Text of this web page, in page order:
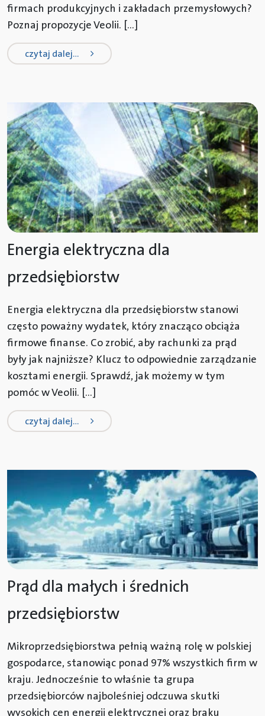
firmach produkcyjnych i zakładach przemysłowych?
Poznaj propozycje Veolii. […]
czytaj dalej…from prąd przemysłowy dla firm
Energia elektryczna dla
przedsiębiorstw
Energia elektryczna dla przedsiębiorstw stanowi
często poważny wydatek, który znacząco obciąża
firmowe finanse. Co zrobić, aby rachunki za prąd
były jak najniższe? Klucz to odpowiednie zarządzanie
kosztami energii. Sprawdź, jak możemy w tym
pomóc w Veolii. […]
czytaj dalej…from energia elektryczna dla
Prąd dla małych i średnich
przedsiębiorstw
Mikroprzedsiębiorstwa pełnią ważną rolę w polskiej
gospodarce, stanowiąc ponad 97% wszystkich firm w
kraju. Jednocześnie to właśnie ta grupa
przedsiębiorców najboleśniej odczuwa skutki
wysokich cen energii elektrycznej oraz braku